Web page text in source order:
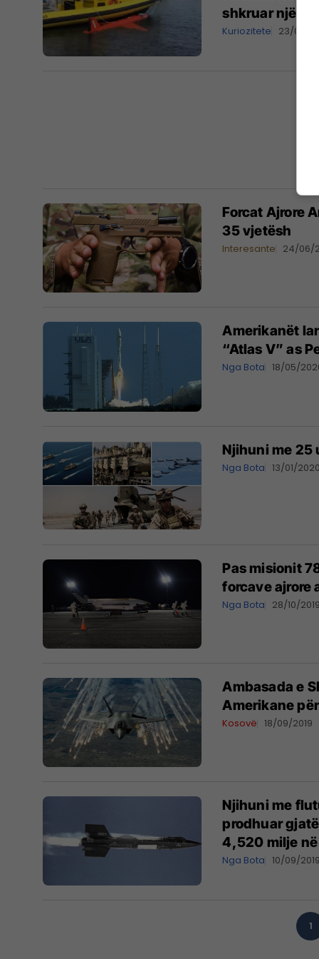
shkruar një
Kuriozitete 23/03/
Forcat Ajrore
35 vjetësh
Interesante 24/06/
Amerikanët
“Atlas V” as
Nga Bota 18/05/
Njihuni me 25
Nga Bota 13/01/2020
Pas misionit
forcave ajrore
Nga Bota 28/10/2019
Ambasada e
Amerikane
Kosovë 18/09/2019
Njihuni me
prodhuar
4,520 milje në
Nga Bota 10/09/2019
1